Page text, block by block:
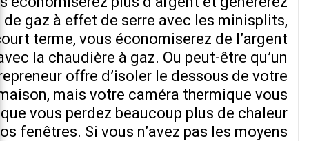
gaz à effet de serre avec les minisplits,
terme, vous économiserez de l’argent
la chaudière à gaz. Ou peut-être qu’un
offre d’isoler le dessous de votre
mais votre caméra thermique vous
vous perdez beaucoup plus de chaleur
fenêtres. Si vous n’avez pas les moyens